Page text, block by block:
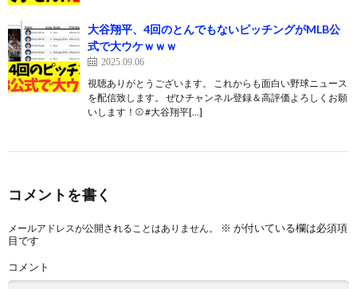
大谷翔平、4回のとんでもないピッチングがMLB公
式で大ウケｗｗｗ
2025.09.06
視聴ありがとうございます。 これからも面白い野球ニュース
を配信致します。 ぜひチャンネル登録＆高評価よろしくお願
いします！⚾ #大谷翔平[…]
コメントを書く
メールアドレスが公開されることはありません。 ※ が付いている欄は必須項
目です
コメント